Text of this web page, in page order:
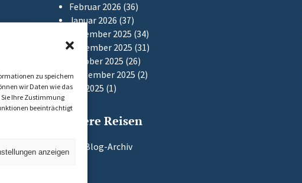
zu speichern
wir Daten wie das
Sie Ihre Zustimmung
beeinträchtigt
anzeigen
Februar 2026 (36)
Januar 2026 (37)
Dezember 2025 (34)
November 2025 (31)
Oktober 2025 (26)
September 2025 (2)
Mai 2025 (1)
Frühere Reisen
Zum Blog-Archiv